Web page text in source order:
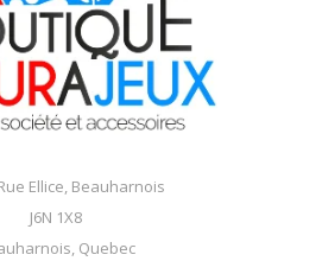
Ellice, Beauharnois
J6N 1X8
Quebec